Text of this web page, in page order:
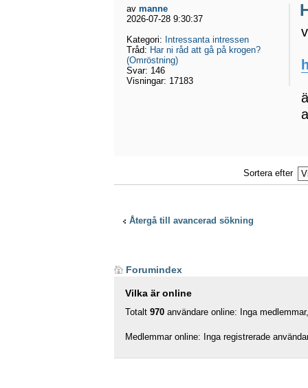
av manne
2026-07-28 9:30:37
Kategori: Intressanta intressen
Tråd: Har ni råd att gå på krogen?
(Omröstning)
Svar: 146
Visningar: 17183
Sortera efter
Återgå till avancerad sökning
Forumindex
Vilka är online
Totalt 970 användare online: Inga
Medlemmar online: Inga registrerade